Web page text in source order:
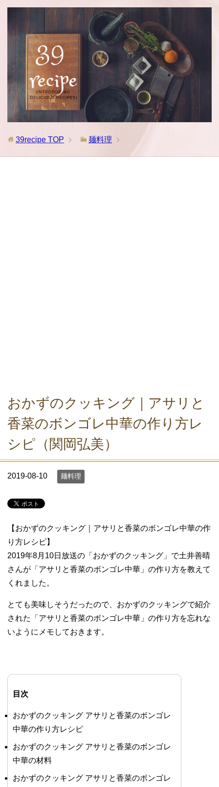
39recipe TOP 麺料理
おかずのクッキング｜アサリと
香菜のボンゴレ中華の作り方レ
シピ（関岡弘美）
2019-08-10 麺料理
【おかずのクッキング｜アサリと香菜のボンゴレ中華の作
り方レシピ】
2019年8月10日放送の「おかずのクッキング」で土井善晴
さんが「アサリと香菜のボンゴレ中華」の作り方を教えて
くれました。
とても美味しそうだったので、おかずのクッキングで紹介
された「アサリと香菜のボンゴレ中華」の作り方を忘れな
いようにメモしておきます。
目次
おかずのクッキング アサリと香菜のボンゴレ
中華の作り方レシピ
おかずのクッキング アサリと香菜のボンゴレ
中華の材料
おかずのクッキング アサリと香菜のボンゴレ